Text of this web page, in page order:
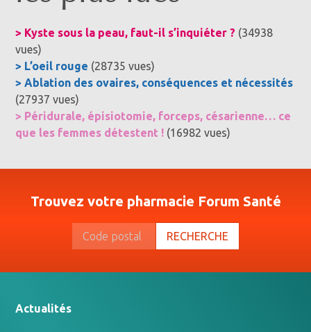
> Kyste sous la peau, faut-il s’inquiéter ? (34938
vues)
> L’oeil rouge (28735 vues)
> Ablation des ovaires, conséquences et nécessités
(27937 vues)
> Péridurale, épisiotomie, forceps, césarienne… ce
que les femmes détestent ! (16982 vues)
Trouvez votre pharmacie Forum Santé
RECHERCHE
Actualités